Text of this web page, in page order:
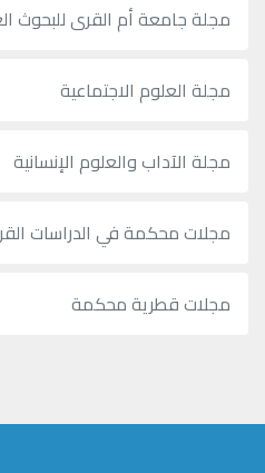
مجلة جامعة أم القرى للبحوث
مجلة العلوم الاجتماعية
مجلة الآداب والعلوم الإنسانية
مجلات محكمة في الدراسات
مجلات قطرية محكمة